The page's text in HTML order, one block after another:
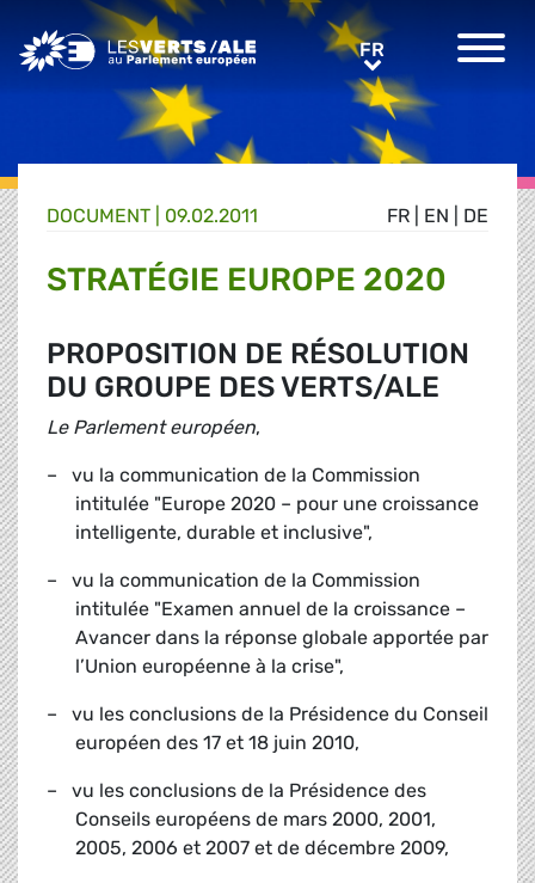
Greens/EFA Home FR
FR EN DE
DOCUMENT 09.02.2011
STRATÉGIE EUROPE 2020
PROPOSITION DE RÉSOLUTION
DU GROUPE DES VERTS/ALE
Le Parlement européen,
– vu la communication de la Commission
intitulée "Europe 2020 – pour une croissance
intelligente, durable et inclusive",
– vu la communication de la Commission
intitulée "Examen annuel de la croissance –
Avancer dans la réponse globale apportée par
l’Union européenne à la crise",
– vu les conclusions de la Présidence du Conseil
européen des 17 et 18 juin 2010,
– vu les conclusions de la Présidence des
Conseils européens de mars 2000, 2001,
2005, 2006 et 2007 et de décembre 2009,